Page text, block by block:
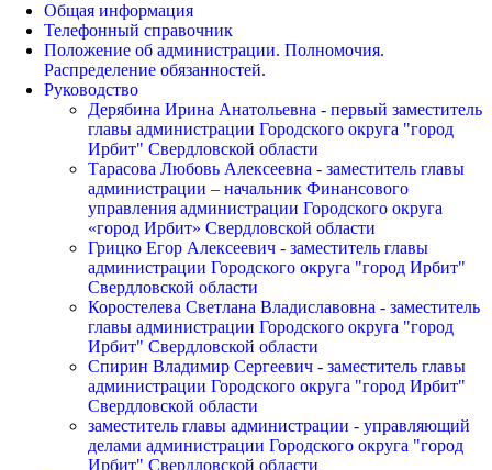
Общая информация
Телефонный справочник
Положение об администрации. Полномочия.
Распределение обязанностей.
Руководство
Дерябина Ирина Анатольевна - первый заместитель
главы администрации Городского округа "город
Ирбит" Свердловской области
Тарасова Любовь Алексеевна - заместитель главы
администрации – начальник Финансового
управления администрации Городского округа
«город Ирбит» Свердловской области
Грицко Егор Алексеевич - заместитель главы
администрации Городского округа "город Ирбит"
Свердловской области
Коростелева Светлана Владиславовна - заместитель
главы администрации Городского округа "город
Ирбит" Свердловской области
Спирин Владимир Сергеевич - заместитель главы
администрации Городского округа "город Ирбит"
Свердловской области
заместитель главы администрации - управляющий
делами администрации Городского округа "город
Ирбит" Свердловской области